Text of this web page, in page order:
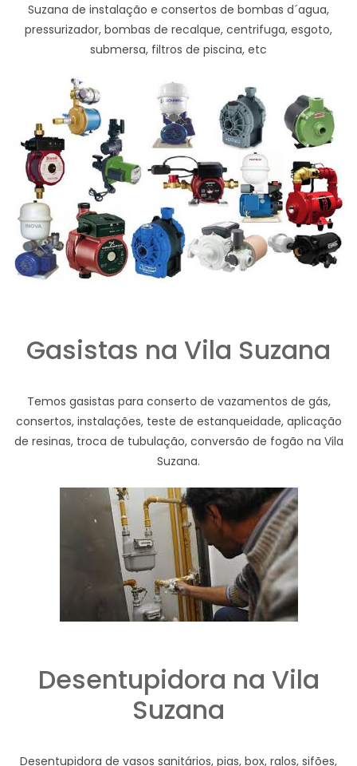
Suzana de instalação e consertos de bombas d´agua,
pressurizador, bombas de recalque, centrifuga, esgoto,
submersa, filtros de piscina, etc
Gasistas na Vila Suzana
Temos gasistas para conserto de vazamentos de gás,
consertos, instalações, teste de estanqueidade, aplicação
de resinas, troca de tubulação, conversão de fogão na Vila
Suzana.
Desentupidora na Vila
Suzana
Desentupidora de vasos sanitários, pias, box, ralos, sifões,